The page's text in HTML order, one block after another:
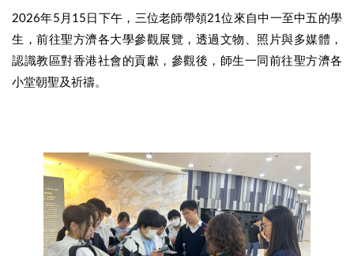
2026年5月15日下午，三位老師帶領21位來自中一至中五的學
生，前往聖方濟各大學參觀展覽，透過文物、照片與多媒體，
認識教區對香港社會的貢獻，參觀後，師生一同前往聖方濟各
小堂朝聖及祈禱。